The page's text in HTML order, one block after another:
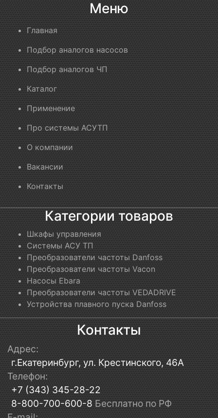
Меню
Главная
Подбор аналогов насосов
Подбор аналогов ЧП
Каталог
Применение
Про системы АСУТП
О компании
Вакансии
Контакты
Категории товаров
Шкафы управления
Системы АСУ ТП
Преобразователи частоты Danfoss
Преобразователи частоты Vacon
Насосы Ebara
Преобразователи частоты VEDADRIVE
Устройства плавного пуска Danfoss
Контакты
Адрес:
г.Екатеринбург, ул. Крестинского, 46А
Телефон:
+7 (343) 345-28-22
8-800-700-600-8 Бесплатно по РФ